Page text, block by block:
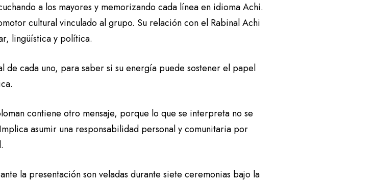
a los mayores y memorizando cada línea en idioma Achi.
cultural vinculado al grupo. Su relación con el Rabinal Achi
lingüística y política.
de cada uno, para saber si su energía puede sostener el papel
contiene otro mensaje, porque lo que se interpreta no se
asumir una responsabilidad personal y comunitaria por
la presentación son veladas durante siete ceremonias bajo la